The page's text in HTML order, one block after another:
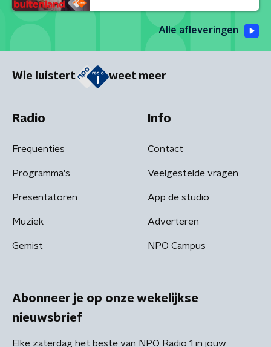
Alle afleveringen
Wie luistert weet meer
Radio
Frequenties
Programma's
Presentatoren
Muziek
Gemist
Info
Contact
Veelgestelde vragen
App de studio
Adverteren
NPO Campus
Abonneer je op onze wekelijkse
nieuwsbrief
Elke zaterdag het beste van NPO Radio 1 in jouw